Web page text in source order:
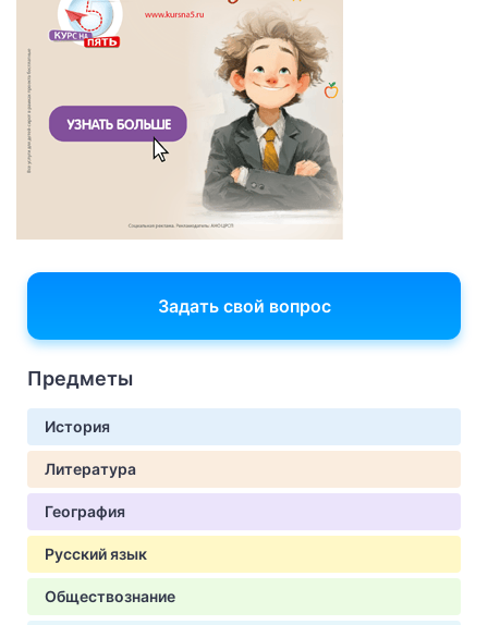
Задать свой вопрос
Предметы
История
Литература
География
Русский язык
Обществознание